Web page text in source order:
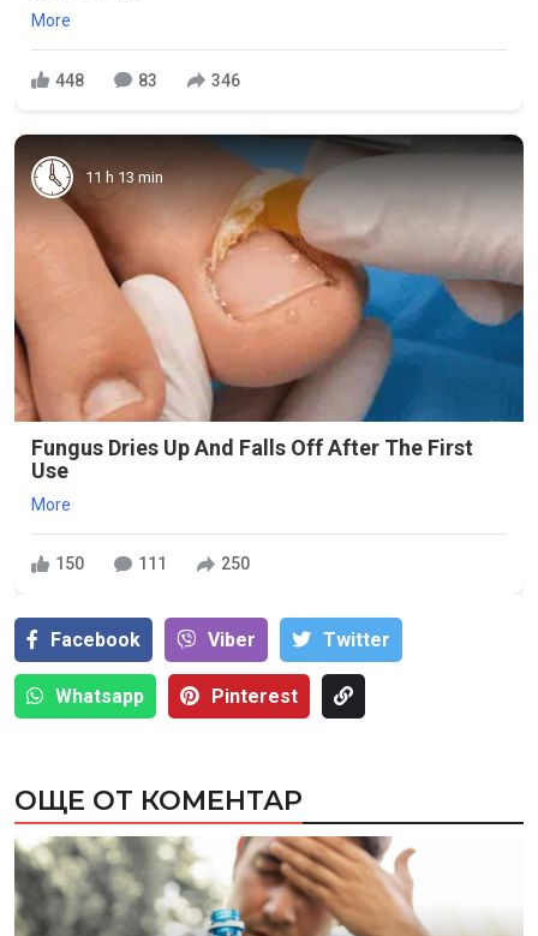
More
448 83 346
11 h 13 min
Fungus Dries Up And Falls Off After The First
Use
More
150 111 250
Facebook Viber Тwitter
Whatsapp Pinterest
ОЩЕ ОТ КОМЕНТАР